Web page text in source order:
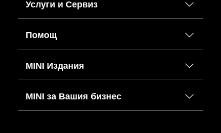
Услуги и Сервиз
Помощ
MINI Издания
MINI за Вашия бизнес